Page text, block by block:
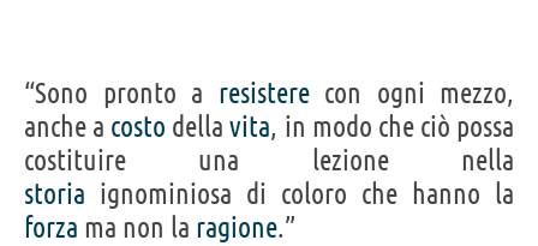
“Sono pronto a resisterecon ogni mezzo,
anche a costo dellavita, in modo che ciò possa
costituire una lezione nella
storia ignominiosa di coloro che hanno la
forza ma non la ragione.”